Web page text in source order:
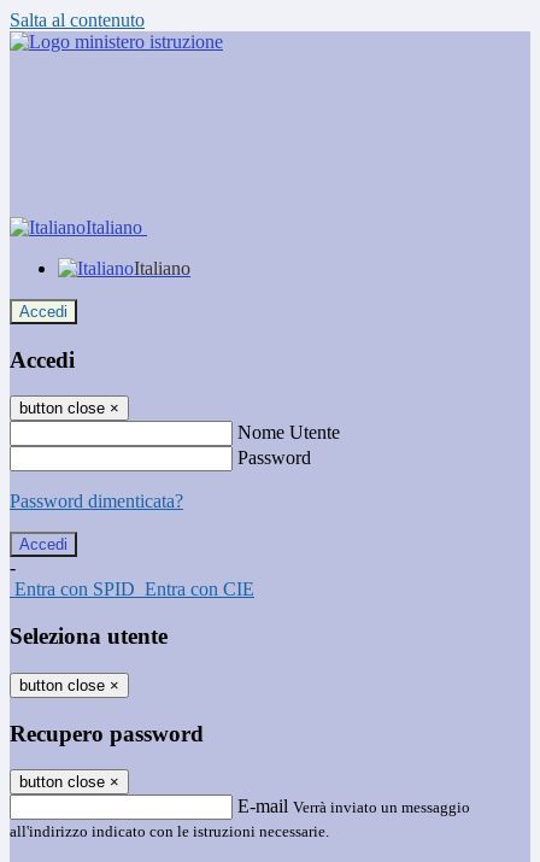
Salta al contenuto
Italiano
Italiano
Accedi
Accedi
button close ×
Nome Utente
Password
Password dimenticata?
-
Entra con SPID Entra con CIE
Seleziona utente
button close ×
Recupero password
button close ×
E-mail Verrà inviato un messaggio
all'indirizzo indicato con le istruzioni necessarie.